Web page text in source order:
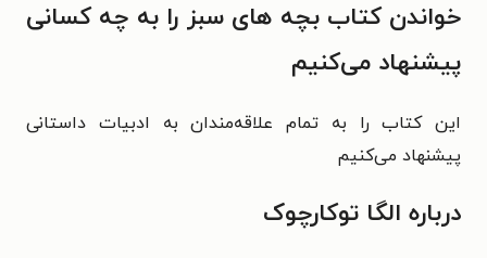
خواندن کتاب بچه‌ های سبز را به چه کسانی
پیشنهاد می‌کنیم
این کتاب را به تمام علاقه‌مندان به ادبیات داستانی
پیشنهاد می‌کنیم
درباره الگا توکارچوک